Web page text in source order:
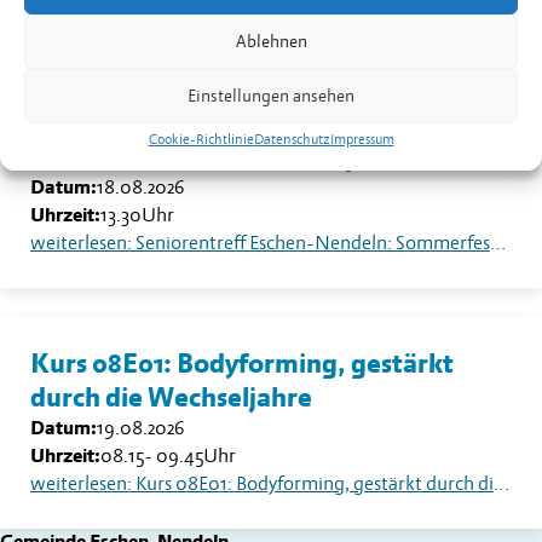
Ablehnen
Einstellungen ansehen
Cookie-RichtlinieDatenschutzImpressum
Sommerfest auf dem Dorfplatz
Datum:18.08.2026
Uhrzeit:13.30Uhr
weiterlesen: Seniorentreff Eschen-Nendeln: Sommerfest auf dem Dorfplatz
Kurs 08E01: Bodyforming, gestärkt
durch die Wechseljahre
Datum:19.08.2026
Uhrzeit:08.15- 09.45Uhr
weiterlesen: Kurs 08E01: Bodyforming, gestärkt durch die Wechseljahre